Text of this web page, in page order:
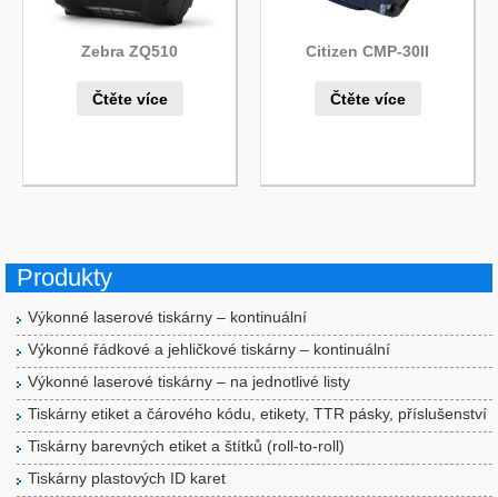
Zebra ZQ510
Čtěte více
Citizen CMP-30II
Čtěte více
Produkty
Výkonné laserové tiskárny – kontinuální
Výkonné řádkové a jehličkové tiskárny – kontinuální
Výkonné laserové tiskárny – na jednotlivé listy
Tiskárny etiket a čárového kódu, etikety, TTR pásky, příslušenství
Tiskárny barevných etiket a štítků (roll-to-roll)
Tiskárny plastových ID karet